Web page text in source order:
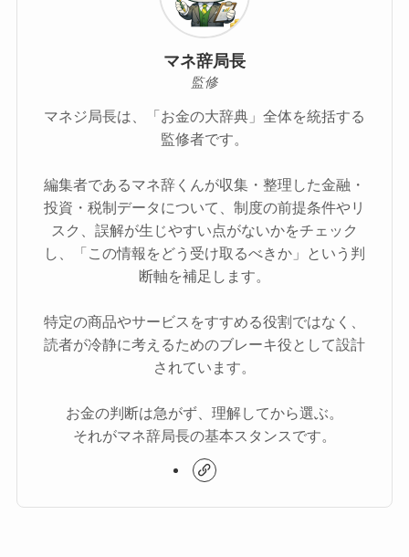
マネ辞局長
監修
マネジ局長は、「お金の大辞典」全体を統括する
監修者です。
編集者であるマネ辞くんが収集・整理した金融・
投資・税制データについて、制度の前提条件やリ
スク、誤解が生じやすい点がないかをチェック
し、「この情報をどう受け取るべきか」という判
断軸を補足します。
特定の商品やサービスをすすめる役割ではなく、
読者が冷静に考えるためのブレーキ役として設計
されています。
お金の判断は急がず、理解してから選ぶ。
それがマネ辞局長の基本スタンスです。